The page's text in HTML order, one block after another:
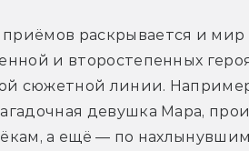
раскрывается и
и второстепенных
сюжетной линии.
девушка Мара,
а ещё — по